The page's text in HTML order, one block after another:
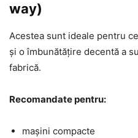
way)
Acestea sunt ideale pentru
și o îmbunătățire decentă a
fabrică.
Recomandate pentru:
mașini compacte